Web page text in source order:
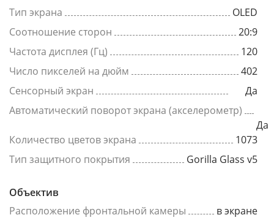
Тип экрана
OLED
Соотношение сторон
20:9
Частота дисплея (Гц)
120
Число пикселей на дюйм
402
Сенсорный экран
Да
Автоматический поворот экрана (акселерометр)
Да
Количество цветов экрана
1073
Тип защитного покрытия
Gorilla Glass v5
Объектив
Расположение фронтальной камеры
в экране